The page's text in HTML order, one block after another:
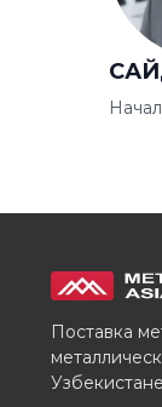
Поставка
Узбекистане